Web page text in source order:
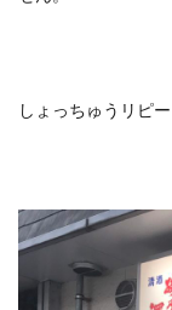
しょっちゅうリピ